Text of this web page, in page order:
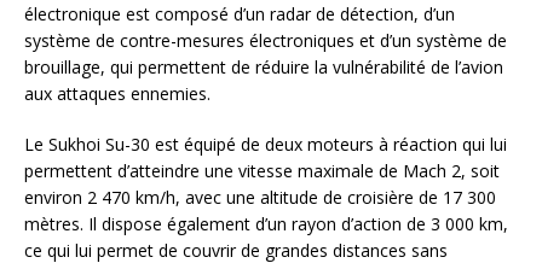
électronique est composé d’un radar de détection, d’un
système de contre-mesures électroniques et d’un système de
brouillage, qui permettent de réduire la vulnérabilité de l’avion
aux attaques ennemies.
Le Sukhoi Su-30 est équipé de deux moteurs à réaction qui lui
permettent d’atteindre une vitesse maximale de Mach 2, soit
environ 2 470 km/h, avec une altitude de croisière de 17 300
mètres. Il dispose également d’un rayon d’action de 3 000 km,
ce qui lui permet de couvrir de grandes distances sans